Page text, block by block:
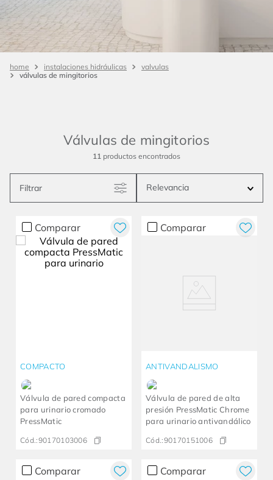
instalaciones hidráulicas
valvulas
válvulas de mingitorios
Válvulas de mingitorios
11 productos
Filtrar Relevancia
Comparar
COMPACTO
Válvula de pared compacta
para urinario cromado
PressMatic
Cód.:90170103006
Comparar
ANTIVANDALISMO
Válvula de pared de alta
presión PressMatic Chrome
para urinario antivandálico
Cód.:90170151006
Comparar Comparar